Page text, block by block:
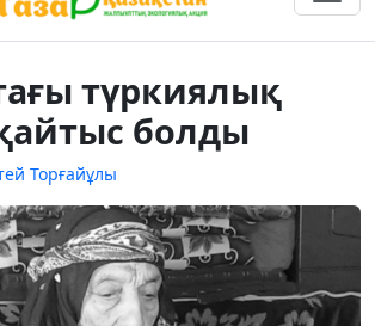
түркиялық
болды
Торғайұлы